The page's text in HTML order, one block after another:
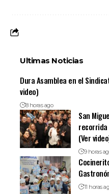
Ultimas Noticias
Dura Asamblea en el
video)
8 horas ago
San
recorrida
(Ver
9 horas
11 horas